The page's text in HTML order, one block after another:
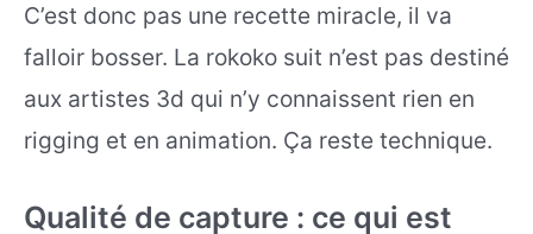
C’est donc pas une recette miracle, il va
falloir bosser. La rokoko suit n’est pas destiné
aux artistes 3d qui n’y connaissent rien en
rigging et en animation. Ça reste technique.
Qualité de capture : ce qui est